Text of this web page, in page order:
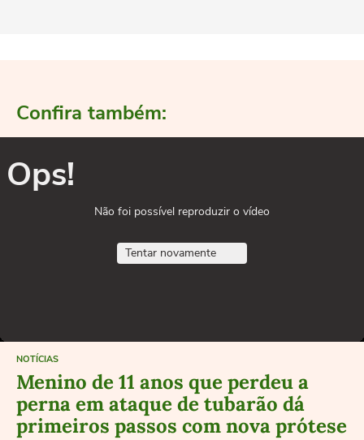
Confira também:
Ops!
Não foi possível reproduzir o vídeo
Tentar novamente
NOTÍCIAS
Menino de 11 anos que perdeu a
perna em ataque de tubarão dá
primeiros passos com nova prótese